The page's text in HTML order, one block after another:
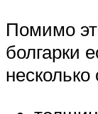
Помимо
болгарки